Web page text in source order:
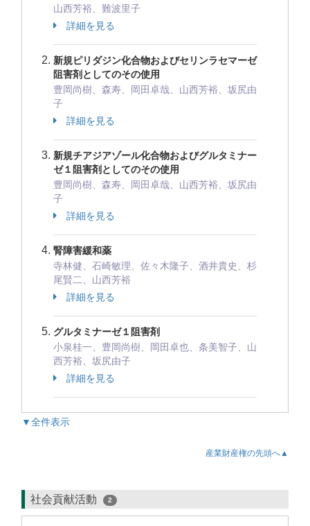
山西芳裕、難波里子
詳細を見る
新規ピリダジン化合物およびセリンラセマーゼ
阻害剤としてのその使用
豊岡尚樹、森寿、岡田卓哉、山西芳裕、坂尻由
子
詳細を見る
新規チアジアゾール化合物およびグルタミナー
ゼ１阻害剤としてのその使用
豊岡尚樹、森寿、岡田卓哉、山西芳裕、坂尻由
子
詳細を見る
腎障害緩和薬
寺林健、石崎敏理、佐々木隆子、酒井貴史、杉
尾賢二、山西芳裕
詳細を見る
グルタミナーゼ１阻害剤
小泉桂一、豊岡尚樹、岡田卓也、条美智子、山
西芳裕、坂尻由子
詳細を見る
▼全件表示
産業財産権の先頭へ▲
社会貢献活動 2